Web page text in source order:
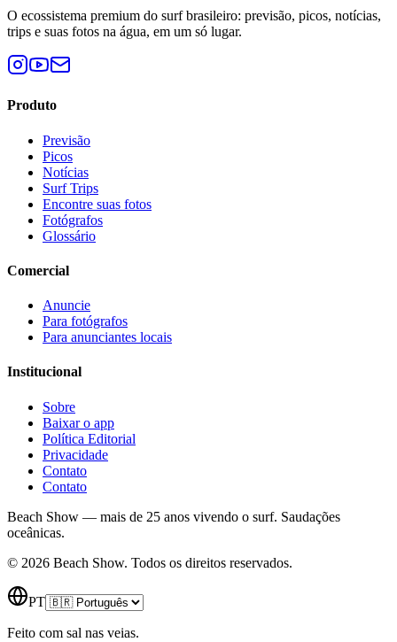
O ecossistema premium do surf brasileiro: previsão, picos, notícias,
trips e suas fotos na água, em um só lugar.
Produto
Previsão
Picos
Notícias
Surf Trips
Encontre suas fotos
Fotógrafos
Glossário
Comercial
Anuncie
Para fotógrafos
Para anunciantes locais
Institucional
Sobre
Baixar o app
Política Editorial
Privacidade
Contato
Contato
Beach Show — mais de 25 anos vivendo o surf. Saudações
oceânicas.
© 2026 Beach Show. Todos os direitos reservados.
PT
Feito com sal nas veias.